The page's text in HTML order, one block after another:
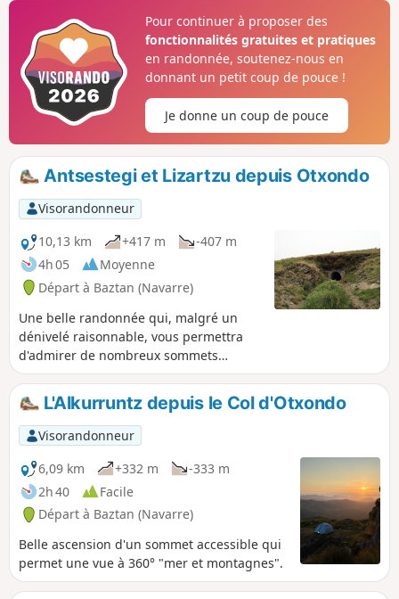
Basque, la Rhune, l'Atxuria et le fleuron du Baztan,
l'Alkurruntz.
Pour continuer à proposer des
fonctionnalités gratuites et pratiques
en randonnée, soutenez-nous en
donnant un petit coup de pouce !
Je donne un coup de pouce
Antsestegi et Lizartzu depuis Otxondo
Visorandonneur
10,13 km
+417 m
-407 m
4h 05
Moyenne
Départ à Baztan (Navarre)
Une belle randonnée qui, malgré un
dénivelé raisonnable, vous permettra
d'admirer de nombreux sommets
essentiels du Pays Basque et vous
offrira aussi, par temps clair, une vue
imprenable sur la côte.
L'Alkurruntz depuis le Col d'Otxondo
Visorandonneur
6,09 km
+332 m
-333 m
2h 40
Facile
Départ à Baztan (Navarre)
Belle ascension d'un sommet accessible qui
permet une vue à 360° "mer et montagnes".